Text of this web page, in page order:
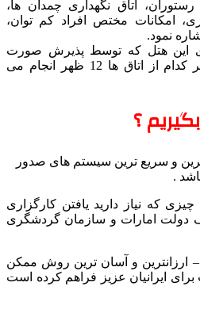
رستوران، اتاق نگهداری چمدان ها،
امکانات مختص افراد کم توان،
نمود.
این هتل که توسط پذیرش صورت
میگیرد 14 و ساعت تخلیه هر کدام از اتاق ها 12 ظهر انجام می
؟
و سریع ترین سیستم های صدور
.
که نیاز دارید یافتن کارگزاری
دولت امارات و سازمان گردشگری
ارزانترین و آسان ترین روش ممکن
برای ایرانیان عزیز فراهم کرده است